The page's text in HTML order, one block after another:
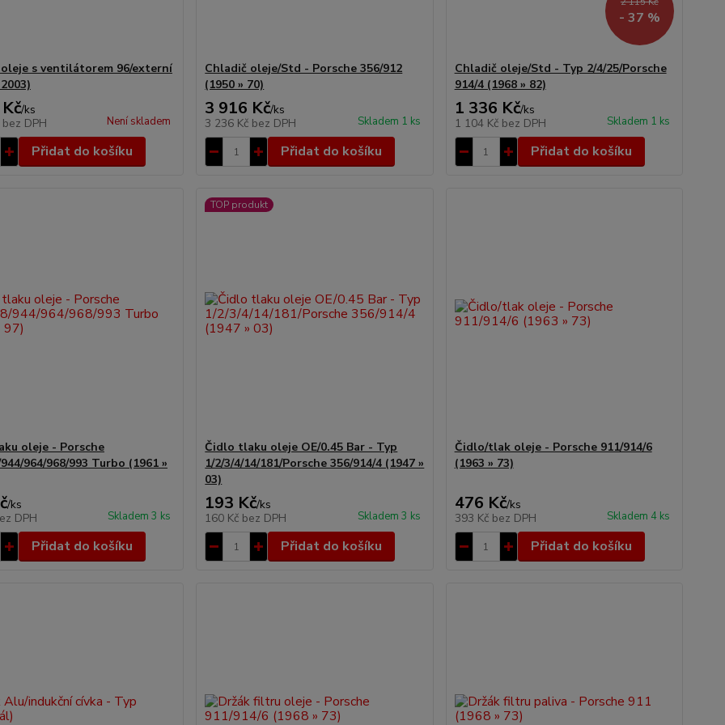
s ventilátorem 96/externí
/ks
bez DPH Není skladem
Přidat do košíku
Chladič oleje/Std - Porsche 356/912
(1950 » 70)
3 916 Kč/ks
3 236 Kč bez DPH Skladem 1 ks
Přidat do košíku
- 37 %
Chladič oleje/Std - Typ 2/4/25/Porsche
914/4 (1968 » 82)
1 336 Kč/ks
1 104 Kč bez DPH Skladem 1 ks
Přidat do košíku
oleje - Porsche
964/968/993 Turbo (1961 »
/ks
DPH
Skladem 3 ks
Přidat do košíku
TOP produkt
Čidlo tlaku oleje OE/0.45 Bar - Typ
1/2/3/4/14/181/Porsche 356/914/4 (1947 »
03)
193 Kč/ks
160 Kč bez DPH Skladem 3 ks
Přidat do košíku
Čidlo/tlak oleje - Porsche 911/914/6
(1963 » 73)
476 Kč/ks
393 Kč bez DPH Skladem 4 ks
Přidat do košíku